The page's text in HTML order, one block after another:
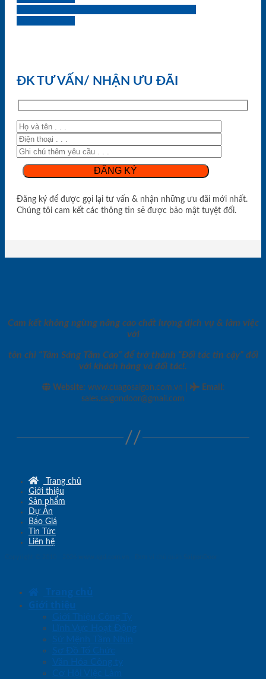
ĐK TƯ VẤN/ NHẬN ƯU ĐÃI
Đăng ký để được gọi lại tư vấn & nhận những ưu đãi mới nhất.
Chúng tôi cam kết các thông tin sẽ được bảo mật tuyệt đối.
Cam kết không ngừng nâng cao chất lượng dịch vụ & làm việc
với
tôn chỉ “Tâm Sáng Tầm Cao” để trở thành “Đối tác tin cậy” đối
với khách hàng và đối tác!.
Website: www.cuagosaigon.com.vn Email :
sales.saigondoor@gmail.com
Trang chủ
Giới thiệu
Sản phẩm
Dự Án
Báo Giá
Tin Tức
Liên hệ
Trang chủ
Giới thiệu
Giới Thiệu Công Ty
Lĩnh Vực Hoạt Động
Sứ Mệnh Tầm Nhìn
Sơ Đồ Tổ Chức
Văn Hóa Công ty
Cơ Hội Việc Làm